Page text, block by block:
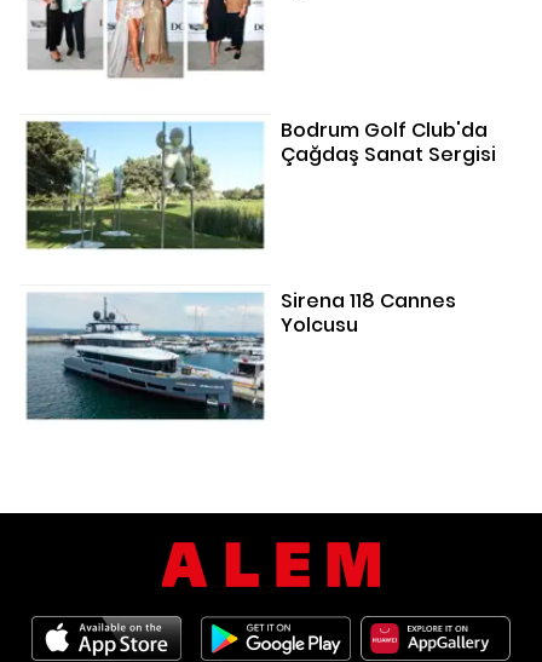
Bodrum Golf Club'da
Çağdaş Sanat Sergisi
Sirena 118 Cannes
Yolcusu